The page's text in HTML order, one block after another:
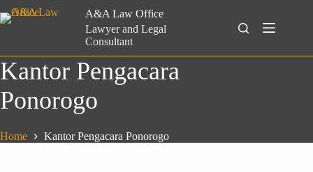
to
A&A Law Office
Lawyer and Legal
Consultant
Search
Kantor Pengacara
Ponorogo
Home Kantor Pengacara Ponorogo